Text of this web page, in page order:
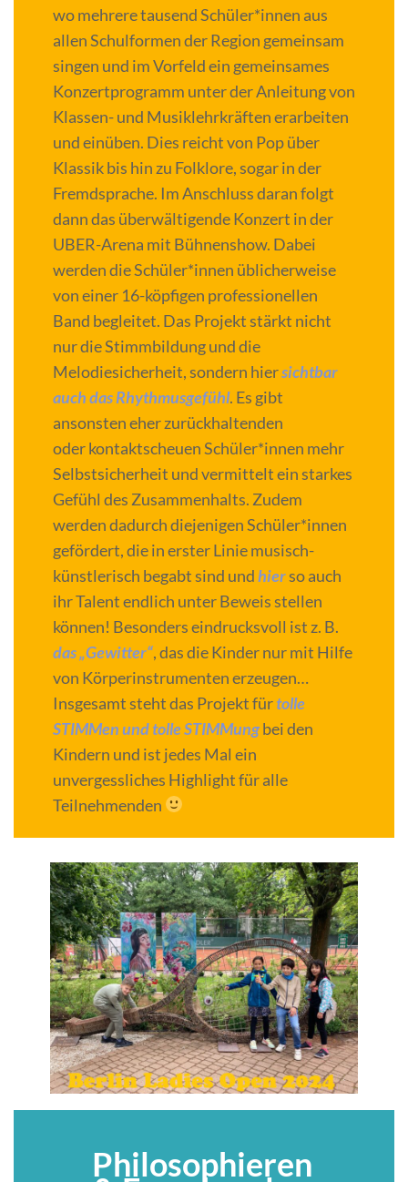
wo mehrere tausend Schüler*innen aus
allen Schulformen der Region gemeinsam
singen und im Vorfeld ein gemeinsames
Konzertprogramm unter der Anleitung von
Klassen- und Musiklehrkräften erarbeiten
und einüben. Dies reicht von Pop über
Klassik bis hin zu Folklore, sogar in der
Fremdsprache. Im Anschluss daran folgt
dann das überwältigende Konzert in der
UBER-Arena mit Bühnenshow. Dabei
werden die Schüler*innen üblicherweise
von einer 16-köpfigen professionellen
Band begleitet. Das Projekt stärkt nicht
nur die Stimmbildung und die
Melodiesicherheit, sondern hiersichtbar
auch das Rhythmusgefühl. Es gibt
ansonsten eher zurückhaltenden
oder kontaktscheuen Schüler*innen mehr
Selbstsicherheit und vermittelt ein starkes
Gefühl des Zusammenhalts. Zudem
werden dadurch diejenigen Schüler*innen
gefördert, die in erster Linie musisch-
künstlerisch begabt sind undhierso auch
ihr Talent endlich unter Beweis stellen
können! Besonders eindrucksvoll ist z. B.
das „Gewitter“, das die Kinder nur mit Hilfe
von Körperinstrumenten erzeugen…
Insgesamt steht das Projekt fürtolle
STIMMen und tolle STIMMungbei den
Kindern und ist jedes Mal ein
unvergessliches Highlight für alle
Teilnehmenden
Philosophieren